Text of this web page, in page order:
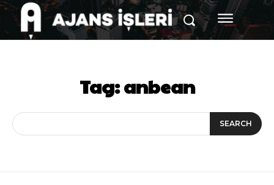
Tag:anbean
SEARCH